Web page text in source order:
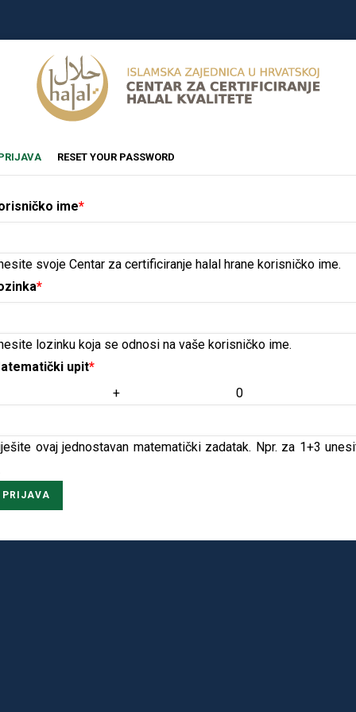
(AKTIVNA
OZNAKA)
RESET YOUR PASSWORD
ime
svoje Centar za certificiranje halal hrane korisničko ime.
lozinku koja se odnosi na vaše korisničko ime.
upit
+ 0
ovaj jednostavan matematički zadatak. Npr. za 1+3